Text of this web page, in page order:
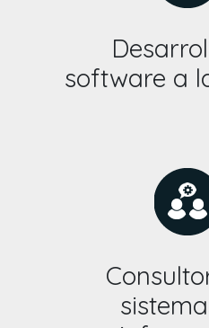
software a